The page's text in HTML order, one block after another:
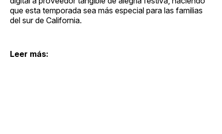
que esta temporada sea más especial para las familias
del sur de California.
Leer más: